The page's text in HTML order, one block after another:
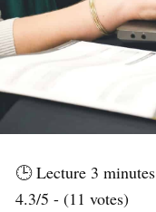
🕒 Lecture 3 minutes
4.3/5 - (11 votes)